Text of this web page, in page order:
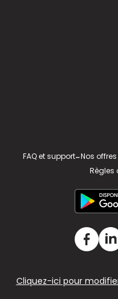
FAQ et support-Nos
Règles
Cliquez-ici pour